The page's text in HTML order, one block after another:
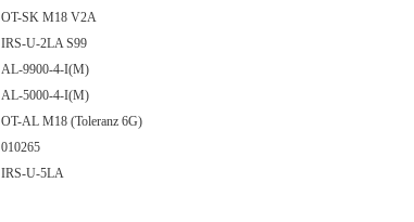
OT-SK M18 V2A
IRS-U-2LA S99
AL-9900-4-I(M)
AL-5000-4-I(M)
OT-AL M18 (Toleranz 6G)
010265
IRS-U-5LA